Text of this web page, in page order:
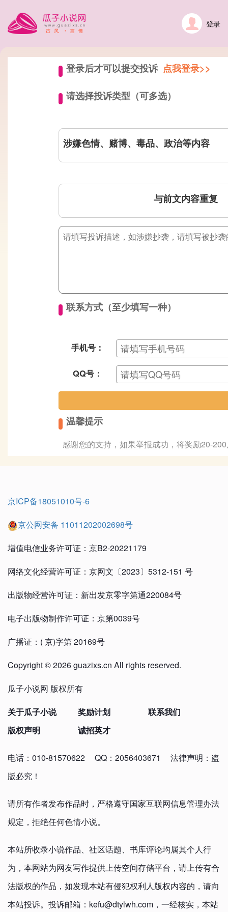
登录
登录后才可以提交投诉 点我登录>>
请选择投诉类型（可多选）
涉嫌色情、赌博、毒品、政治等内容
与前文内容重复
联系方式（至少填写一种）
手机号：
QQ号：
温馨提示
感谢您的支持，如果举报成功，将奖励20-
京ICP备18051010号-6
京公网安备 11011202002698号
增值电信业务许可证：京B2-20221179
网络文化经营许可证：京网文〔2023〕5312-151 号
出版物经营许可证：新出发京零字第通220084号
电子出版物制作许可证：京第0039号
广播证：( 京)字第 20169号
Copyright © 2026 guazixs.cn All rights reserved.
瓜子小说网 版权所有
关于瓜子小说
奖励计划
联系我们
版权声明
诚招英才
电话：010-81570622 QQ：2056403671
法律声明：盗
版必究！
请所有作者发布作品时，严格遵守国家互联网信息管理办法
规定，拒绝任何色情小说。
本站所收录小说作品、社区话题、书库评论均属其个人行
为，本网站为网友写作提供上传空间存储平台，请上传有合
法版权的作品，如发现本站有侵犯权利人版权内容的，请向
本站投诉。投诉邮箱：kefu@dtylwh.com，一经核实，本站